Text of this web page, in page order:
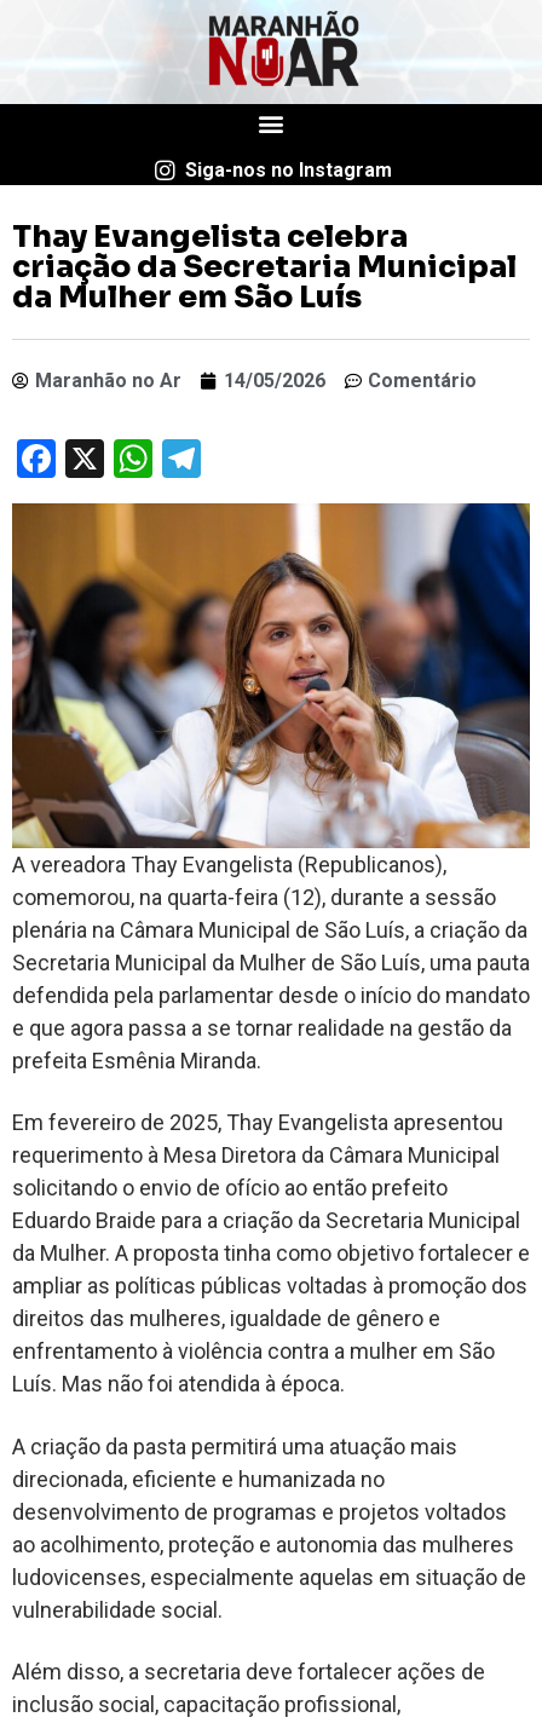
Siga-nos no Instagram
Thay Evangelista celebra
criação da Secretaria Municipal
da Mulher em São Luís
Maranhão no Ar 14/05/2026 Comentário
Facebook
X WhatsApp
A vereadora Thay Evangelista (Republicanos),
comemorou, na quarta-feira (12), durante a sessão
plenária na Câmara Municipal de São Luís, a criação da
Secretaria Municipal da Mulher de São Luís, uma pauta
defendida pela parlamentar desde o início do mandato
e que agora passa a se tornar realidade na gestão da
prefeita Esmênia Miranda.
Em fevereiro de 2025, Thay Evangelista apresentou
requerimento à Mesa Diretora da Câmara Municipal
solicitando o envio de ofício ao então prefeito
Eduardo Braide para a criação da Secretaria Municipal
da Mulher. A proposta tinha como objetivo fortalecer e
ampliar as políticas públicas voltadas à promoção dos
direitos das mulheres, igualdade de gênero e
enfrentamento à violência contra a mulher em São
Luís. Mas não foi atendida à época.
A criação da pasta permitirá uma atuação mais
direcionada, eficiente e humanizada no
desenvolvimento de programas e projetos voltados
ao acolhimento, proteção e autonomia das mulheres
ludovicenses, especialmente aquelas em situação de
vulnerabilidade social.
Além disso, a secretaria deve fortalecer ações de
inclusão social, capacitação profissional,